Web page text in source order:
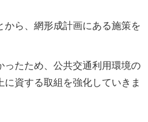
から、網形成計画にある施策を
ったため、公共交通利用環境の
資する取組を強化していきま